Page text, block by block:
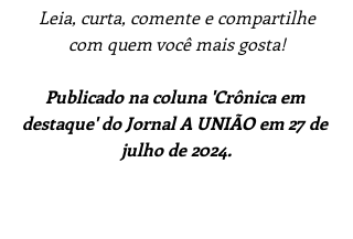
Leia, curta, comente e compartilhe
com quem você mais gosta!
Publicado na coluna 'Crônica em
destaque' do Jornal A UNIÃO em 27 de
julho de 2024.